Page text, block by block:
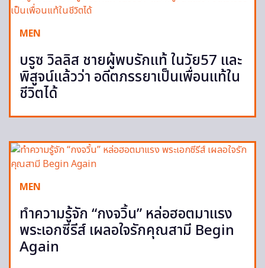
MEN
บรูซ วิลลิส ชายผู้พบรักแท้ ในวัย57 และ
พิสูจน์แล้วว่า อดีตภรรยาเป็นเพื่อนแท้ใน
ชีวิตได้
MEN
ทำความรู้จัก “กงจวิ้น” หล่อฮอตมาแรง
พระเอกซีรีส์ เผลอใจรักคุณสามี Begin
Again